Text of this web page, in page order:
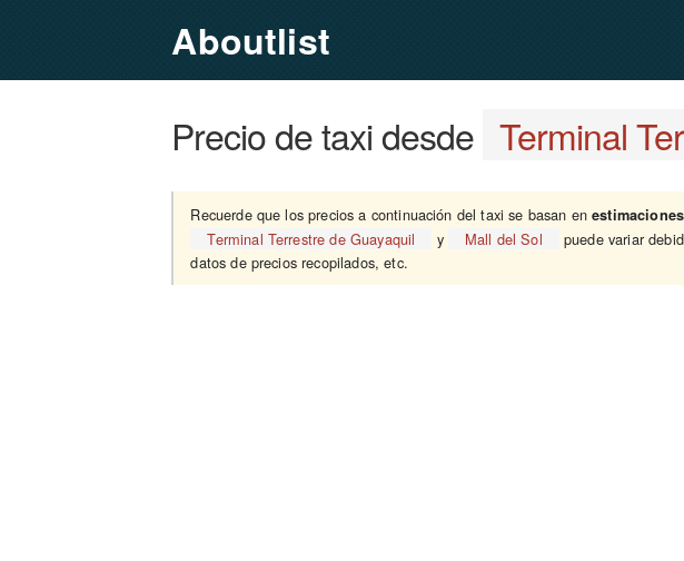
Aboutlist
Precio de taxi desde Terminal
Recuerde que los precios a continuación del taxi se basan enestimaciones
Terminal Terrestre de Guayaquil
y Mall del Sol
puede variar
datos de precios recopilados, etc.